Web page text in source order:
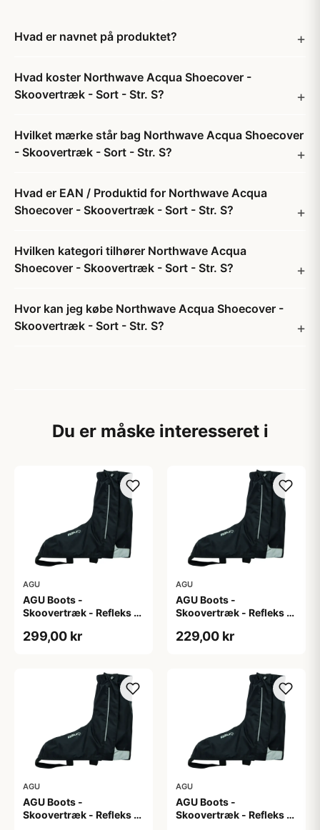
Hvad er navnet på produktet?
Hvad koster Northwave Acqua Shoecover -
Skoovertræk - Sort - Str. S?
Hvilket mærke står bag Northwave Acqua Shoecover
- Skoovertræk - Sort - Str. S?
Hvad er EAN / Produktid for Northwave Acqua
Shoecover - Skoovertræk - Sort - Str. S?
Hvilken kategori tilhører Northwave Acqua
Shoecover - Skoovertræk - Sort - Str. S?
Hvor kan jeg købe Northwave Acqua Shoecover -
Skoovertræk - Sort - Str. S?
Du er måske interesseret i
AGU
AGU Boots -
Skoovertræk - Refleks -
299,00 kr
AGU
AGU Boots -
Skoovertræk - Refleks -
229,00 kr
AGU
AGU Boots -
Skoovertræk - Refleks -
AGU
AGU Boots -
Skoovertræk - Refleks -